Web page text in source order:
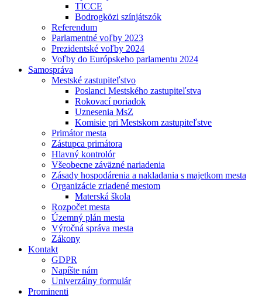
TICCE
Bodrogközi színjátszók
Referendum
Parlamentné voľby 2023
Prezidentské voľby 2024
Voľby do Európskeho parlamentu 2024
Samospráva
Mestské zastupiteľstvo
Poslanci Mestského zastupiteľstva
Rokovací poriadok
Uznesenia MsZ
Komisie pri Mestskom zastupiteľstve
Primátor mesta
Zástupca primátora
Hlavný kontrolór
Všeobecne záväzné nariadenia
Zásady hospodárenia a nakladania s majetkom mesta
Organizácie zriadené mestom
Materská škola
Rozpočet mesta
Územný plán mesta
Výročná správa mesta
Zákony
Kontakt
GDPR
Napíšte nám
Univerzálny formulár
Prominenti